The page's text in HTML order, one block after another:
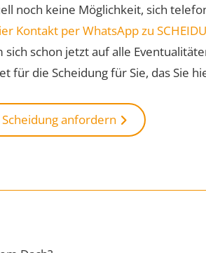
noch keine Möglichkeit, sich
Kontakt per WhatsApp zu
sich schon jetzt auf alle
für die Scheidung für Sie, das Sie
anfordern